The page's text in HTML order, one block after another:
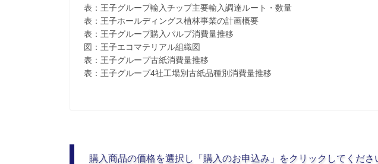
表：王子グループ輸入チップ主要輸入調達ルート・数量
表：王子ホールディングス植林事業の計画概要
表：王子グループ購入パルプ消費量推移
図：王子エコマテリアル組織図
表：王子グループ古紙消費量推移
表：王子グループ4社工場別古紙品種別消費量推移
購入商品の価格を選択し「購入のお申込み」をクリックしてくださ